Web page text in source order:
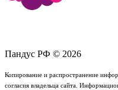
Пандус РФ © 2026
Копирование и распространение
согласия владельца сайта.